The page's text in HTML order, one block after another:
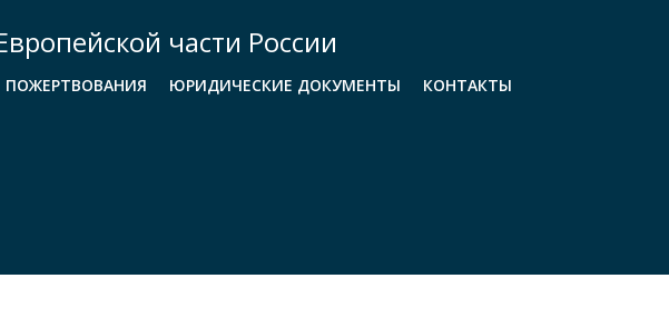
части России
ПОЖЕРТВОВАНИЯ ЮРИДИЧЕСКИЕ ДОКУМЕНТЫ КОНТАКТЫ